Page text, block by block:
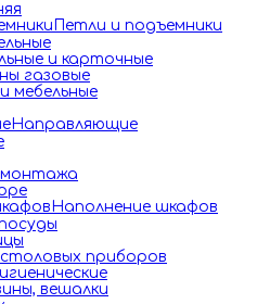
Петли и подъемники
и карточные
газовые
мебельные
Направляющие
Наполнение шкафов
приборов
вешалки